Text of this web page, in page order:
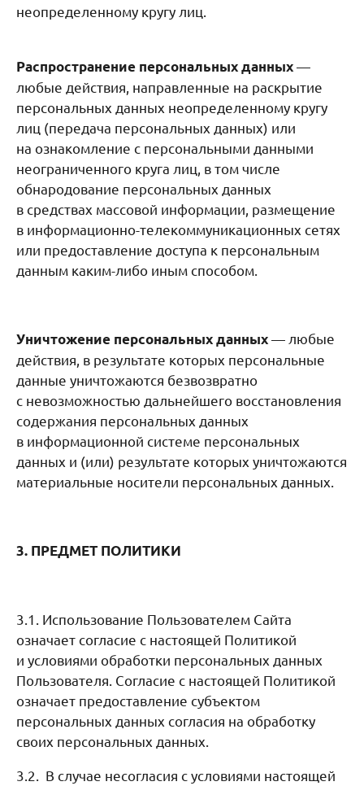
неопределенному кругу лиц.
Распространение персональных данных—
любые действия, направленные на раскрытие
персональных данных неопределенному кругу
лиц (передача персональных данных) или
на ознакомление с персональными данными
неограниченного круга лиц, в том числе
обнародование персональных данных
в средствах массовой информации, размещение
в информационно-телекоммуникационных сетях
или предоставление доступа к персональным
данным каким-либо иным способом.
Уничтожение персональных данных— любые
действия, в результате которых персональные
данные уничтожаются безвозвратно
с невозможностью дальнейшего восстановления
содержания персональных данных
в информационной системе персональных
данных и (или) результате которых уничтожаются
материальные носители персональных данных.
3. ПРЕДМЕТ ПОЛИТИКИ
3.1. Использование Пользователем Сайта
означает согласие с настоящей Политикой
и условиями обработки персональных данных
Пользователя. Согласие с настоящей Политикой
означает предоставление субъектом
персональных данных согласия на обработку
своих персональных данных.
3.2. В случае несогласия с условиями настоящей